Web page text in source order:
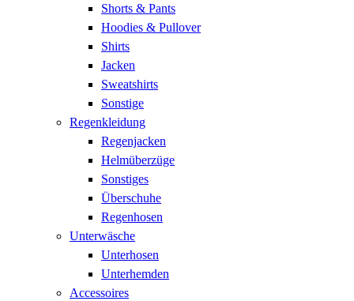
Shorts & Pants
Hoodies & Pullover
Shirts
Jacken
Sweatshirts
Sonstige
Regenkleidung
Regenjacken
Helmüberzüge
Sonstiges
Überschuhe
Regenhosen
Unterwäsche
Unterhosen
Unterhemden
Accessoires